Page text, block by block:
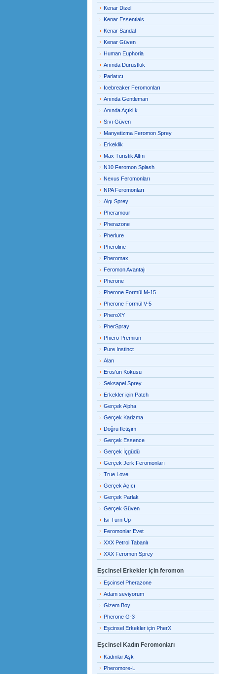
Kenar Dizel
Kenar Essentials
Kenar Sandal
Kenar Güven
Human Euphoria
Anında Dürüstlük
Parlatıcı
Icebreaker Feromonları
Anında Gentleman
Anında Açıklık
Sıvı Güven
Manyetizma Feromon Sprey
Erkeklik
Max Turistik Altın
N10 Feromon Splash
Nexus Feromonları
NPA Feromonları
Algı Sprey
Pheramour
Pherazone
Pherlure
Pheroline
Pheromax
Feromon Avantajı
Pherone
Pherone Formül M-15
Pherone Formül V-5
PheroXY
PherSpray
Phiero Premiiun
Pure Instinct
Alan
Eros'un Kokusu
Seksapel Sprey
Erkekler için Patch
Gerçek Alpha
Gerçek Karizma
Doğru İletişim
Gerçek Essence
Gerçek İçgüdü
Gerçek Jerk Feromonları
True Love
Gerçek Açıcı
Gerçek Parlak
Gerçek Güven
Isı Turn Up
Feromonlar Evet
XXX Petrol Tabanlı
XXX Feromon Sprey
Eşcinsel Erkekler için feromon
Eşcinsel Pherazone
Adam seviyorum
Gizem Boy
Pherone G-3
Eşcinsel Erkekler için PherX
Eşcinsel Kadın Feromonları
Kadınlar Aşk
Pheromore-L